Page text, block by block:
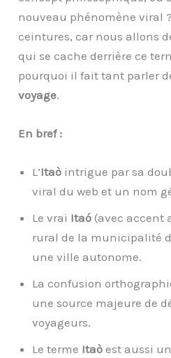
nouveau phénomène viral
ceintures, car nous allons
qui se cache derrière ce
pourquoi il fait tant parler
voyage.
En bref :
L’Itaò intrigue par sa
viral du web et un nom
Le vrai Itaó (avec accent
rural de la municipalité
une ville autonome.
La confusion
une source majeure de
voyageurs.
Le terme Itaò est aussi